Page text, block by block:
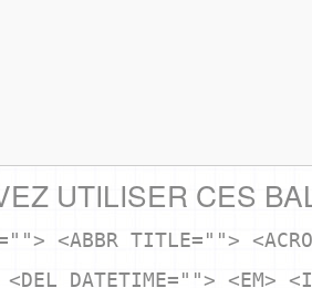
UTILISER CES
<ABBR TITLE="">
<DEL DATETIME=""> <EM>